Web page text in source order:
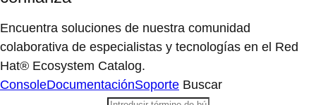
Encuentra soluciones de nuestra comunidad
colaborativa de especialistas y tecnologías en el Red
Hat® Ecosystem Catalog.
ConsoleDocumentaciónSoporte Buscar